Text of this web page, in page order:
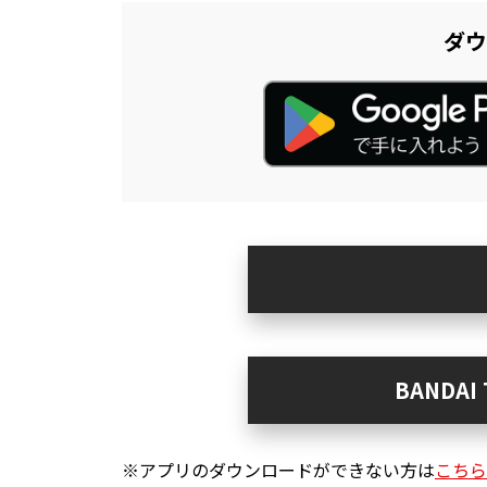
ダ
BANDAI
※アプリのダウンロードができない方はこちら